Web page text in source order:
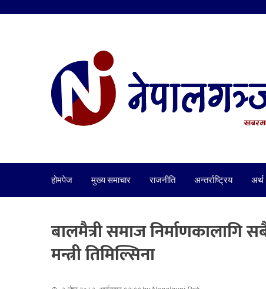
होमपेज मुख्य समाचार राजनीति अन्तर्राष्ट्रिय अर्थ
बालमैत्री समाज निर्माणकालागि
मन्त्री तिमिल्सिना